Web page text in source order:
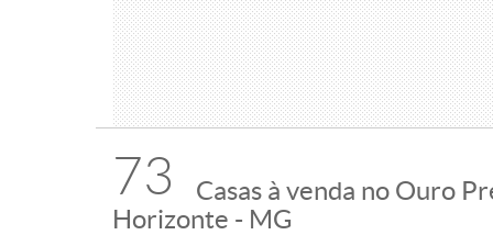
73
Casas à venda no Ouro
Horizonte - MG